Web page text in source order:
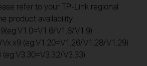
refer to your TP-Link regional
product availability.
V1.8/V1.9)
(eg:V1.20=V1.26/V1.28/V1.29)
V3.33)